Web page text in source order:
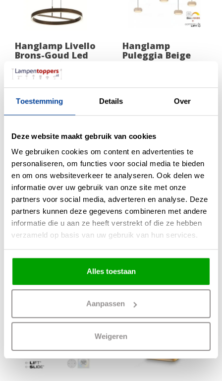
Toestemming Details Over
Deze website maakt gebruik van cookies
We gebruiken cookies om content en advertenties te
personaliseren, om functies voor social media te bieden
en om ons websiteverkeer te analyseren. Ook delen we
informatie over uw gebruik van onze site met onze
partners voor social media, adverteren en analyse. Deze
partners kunnen deze gegevens combineren met andere
informatie die u aan ze heeft verstrekt of die ze hebben
verzameld op basis van uw gebruik van hun services.
Alles toestaan
Aanpassen
Weigeren
Hanglamp Livello
Brons-Goud Led
299,00
Hanglamp
Puleggia Beige
incl. Comfortlift 5
Hanglamp
Perugia 1 Lichts
30cm | GU10
Vloerlamp
Sovrano Wit 1
Lichts
259,00